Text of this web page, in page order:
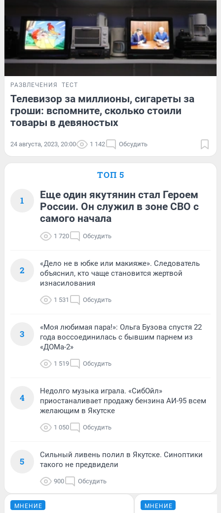
РАЗВЛЕЧЕНИЯ ТЕСТ
Телевизор за миллионы, сигареты за
гроши: вспомните, сколько стоили
товары в девяностых
24 августа, 2023, 20:00 1 142 Обсудить
ТОП 5
1
Еще один якутянин стал Героем
России. Он служил в зоне СВО с
самого начала
1 720 Обсудить
2
«Дело не в юбке или макияже». Следователь
объяснил, кто чаще становится жертвой
изнасилования
1 531 Обсудить
3
«Моя любимая пара!»: Ольга Бузова спустя 22
года воссоединилась с бывшим парнем из
«ДОМа-2»
1 519 Обсудить
4
Недолго музыка играла. «СибОйл»
приостаналивает продажу бензина АИ-95 всем
желающим в Якутске
1 050 Обсудить
5
Сильный ливень полил в Якутске. Синоптики
такого не предвидели
900 Обсудить
МНЕНИЕ МНЕНИЕ